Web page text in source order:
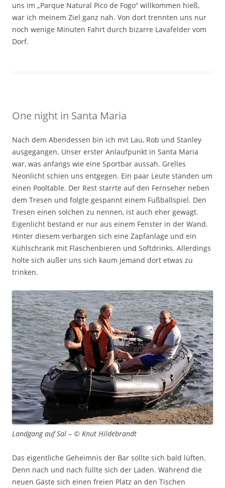
uns im „Parque Natural Pico de Fogo“ willkommen hieß,
war ich meinem Ziel ganz nah. Von dort trennten uns nur
noch wenige Minuten Fahrt durch bizarre Lavafelder vom
Dorf.
One night in Santa Maria
Nach dem Abendessen bin ich mit Lau, Rob und Stanley
ausgegangen. Unser erster Anlaufpunkt in Santa Maria
war, was anfangs wie eine Sportbar aussah. Grelles
Neonlicht schien uns entgegen. Ein paar Leute standen um
einen Pooltable. Der Rest starrte auf den Fernseher neben
dem Tresen und folgte gespannt einem Fußballspiel. Den
Tresen einen solchen zu nennen, ist auch eher gewagt.
Eigenlicht bestand er nur aus einem Fenster in der Wand.
Hinter diesem verbargen sich eine Zapfanlage und ein
Kühlschrank mit Flaschenbieren und Softdrinks. Allerdings
holte sich außer uns sich kaum jemand dort etwas zu
trinken.
Landgang auf Sal – © Knut Hildebrandt
Das eigentliche Geheimnis der Bar sollte sich bald lüften.
Denn nach und nach füllte sich der Laden. Während die
neuen Gäste sich einen freien Platz an den Tischen